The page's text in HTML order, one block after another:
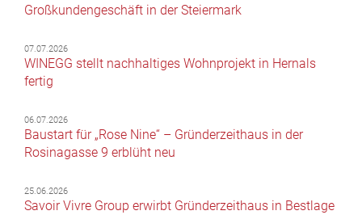
Großkundengeschäft in der Steiermark
07.07.2026
WINEGG stellt nachhaltiges Wohnprojekt in Hernals
fertig
06.07.2026
Baustart für „Rose Nine“ – Gründerzeithaus in der
Rosinagasse 9 erblüht neu
25.06.2026
Savoir Vivre Group erwirbt Gründerzeithaus in Bestlage